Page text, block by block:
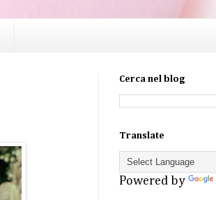
Cerca nel blog
Translate
Powered by